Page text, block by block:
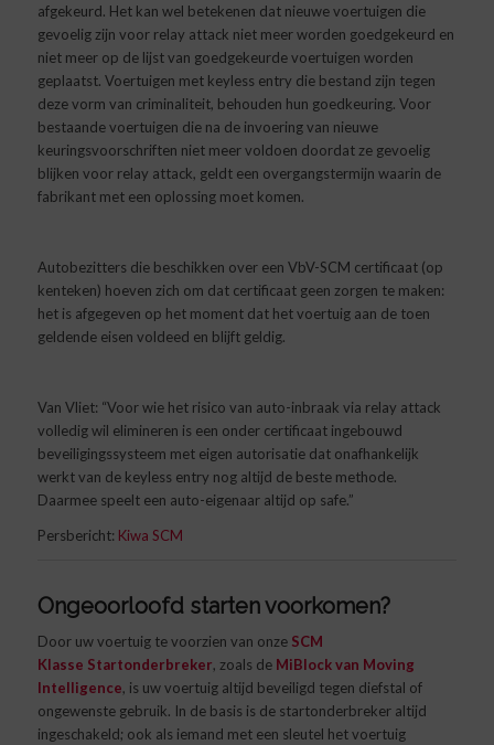
afgekeurd. Het kan wel betekenen dat nieuwe voertuigen die
gevoelig zijn voor relay attack niet meer worden goedgekeurd en
niet meer op de lijst van goedgekeurde voertuigen worden
geplaatst. Voertuigen met keyless entry die bestand zijn tegen
deze vorm van criminaliteit, behouden hun goedkeuring. Voor
bestaande voertuigen die na de invoering van nieuwe
keuringsvoorschriften niet meer voldoen doordat ze gevoelig
blijken voor relay attack, geldt een overgangstermijn waarin de
fabrikant met een oplossing moet komen.
Autobezitters die beschikken over een VbV-SCM certificaat (op
kenteken) hoeven zich om dat certificaat geen zorgen te maken:
het is afgegeven op het moment dat het voertuig aan de toen
geldende eisen voldeed en blijft geldig.
Van Vliet: “Voor wie het risico van auto-inbraak via relay attack
volledig wil elimineren is een onder certificaat ingebouwd
beveiligingssysteem met eigen autorisatie dat onafhankelijk
werkt van de keyless entry nog altijd de beste methode.
Daarmee speelt een auto-eigenaar altijd op safe.”
Persbericht: Kiwa SCM
Ongeoorloofd starten voorkomen?
Door uw voertuig te voorzien van onze SCM
Klasse Startonderbreker, zoals de MiBlock van Moving
Intelligence, is uw voertuig altijd beveiligd tegen diefstal of
ongewenste gebruik. In de basis is de startonderbreker altijd
ingeschakeld; ook als iemand met een sleutel het voertuig